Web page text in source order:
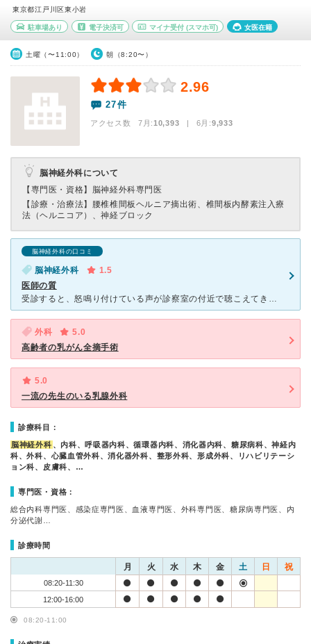
東京都江戸川区東小岩
駐車場あり 電子決済可 マイナ受付 (スマホ可) 女医在籍
土曜（〜11:00） 朝（8:20〜）
2.96
27件
アクセス数 7月:10,393 | 6月:9,933
脳神経外科について
【専門医・資格】 脳神経外科専門医
【診療・治療法】
腰椎椎間板ヘルニア摘出術、椎間板内酵素注入療
法（ヘルニコア）、神経ブロック
脳神経外科の口コミ
脳神経外科
1.5
医師の質
受診すると、怒鳴り付けている声が診察室の付近で聴こえてきました。 待ち時間もとても長くただでさえ疲れているのに余計に疲れてしまいました。 いざ受診すると、可もなく不可もなくというような感じでしたが
外科
5.0
高齢者の乳がん全摘手術
5.0
一流の先生のいる乳腺外科
診療科目：
脳神経外科 、内科、呼吸器内科、循環器内科、消化器内科、糖尿病科、神経内
科、外科、心臓血管外科、消化器外科、整形外科、形成外科、リハビリテーシ
ョン科、皮膚科、…
専門医・資格：
総合内科専門医、感染症専門医、血液専門医、外科専門医、糖尿病専門医、内
分泌代謝…
診療時間
月 火 水 木 金 土 日 祝
08:20-11:30
12:00-16:00
08:20-11:00